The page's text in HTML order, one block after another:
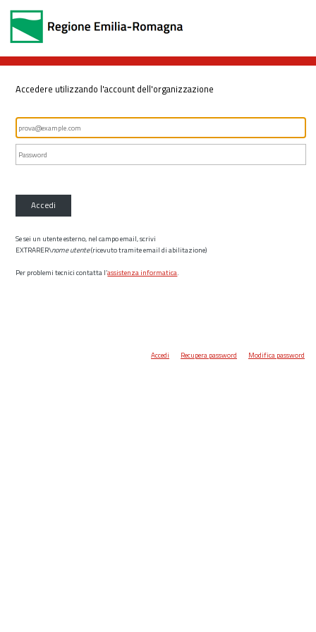
Accedere utilizzando l'account dell'organizzazione
Accedi
Se sei un utente esterno, nel campo email, scrivi
EXTRARER\nome utente(ricevuto tramite email di abilitazione)
Per problemi tecnici contatta l’assistenza informatica.
Accedi Recupera password Modifica password